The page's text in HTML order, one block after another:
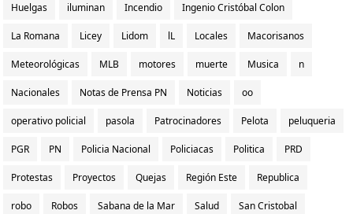
Huelgas iluminan Incendio Ingenio Cristóbal Colon
La Romana Licey Lidom lL Locales Macorisanos
Meteorológicas MLB motores muerte Musica n
Nacionales Notas de Prensa PN Noticias oo
operativo policial pasola Patrocinadores Pelota peluqueria
PGR PN Policia Nacional Policiacas Politica PRD
Protestas Proyectos Quejas Región Este Republica
robo Robos Sabana de la Mar Salud San Cristobal